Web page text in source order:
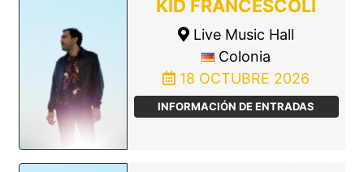
KID FRANCESCOLI
Live Music Hall
Colonia
18 OCTUBRE 2026
INFORMACIÓN DE ENTRADAS